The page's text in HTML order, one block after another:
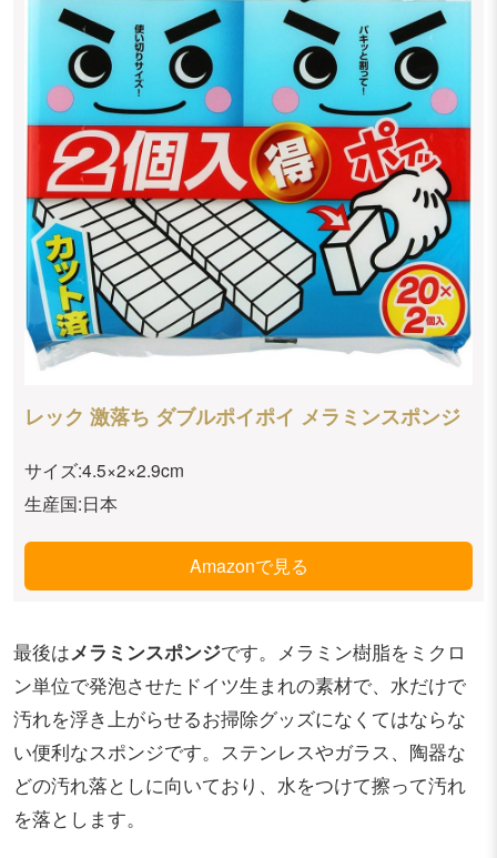
レック 激落ち ダブルポイポイ メラミンスポンジ
サイズ:4.5×2×2.9cm
生産国:日本
Amazonで見る
最後はメラミンスポンジです。メラミン樹脂をミクロ
ン単位で発泡させたドイツ生まれの素材で、水だけで
汚れを浮き上がらせるお掃除グッズになくてはならな
い便利なスポンジです。ステンレスやガラス、陶器な
どの汚れ落としに向いており、水をつけて擦って汚れ
を落とします。